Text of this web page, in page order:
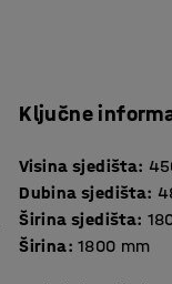
Ključne
Visina sjedišta:
Dubina sjedišta:
Širina sjedišta:
Širina: 1800 mm